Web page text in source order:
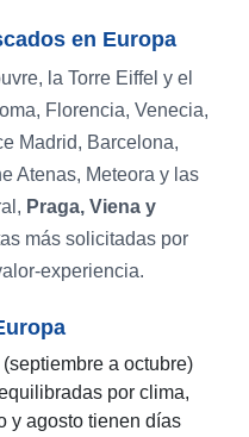
en Europa
la Torre Eiffel y el
Florencia, Venecia,
Madrid, Barcelona,
Atenas, Meteora y las
Praga, Viena y
más solicitadas por
experiencia.
a octubre)
por clima,
y agosto tienen días